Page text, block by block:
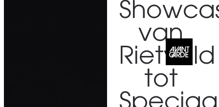
van
Rietveld
tot